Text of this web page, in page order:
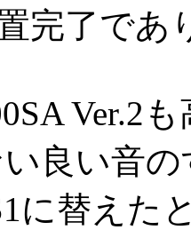
完了であ
Ver.2
良い音
に替えた